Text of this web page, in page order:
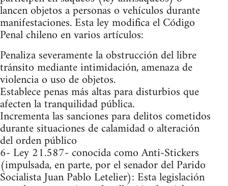
lancen objetos a personas o vehículos durante
manifestaciones. Esta ley modifica el Código
Penal chileno en varios artículos:
Penaliza severamente la obstrucción del libre
tránsito mediante intimidación, amenaza de
violencia o uso de objetos.
Establece penas más altas para disturbios que
afecten la tranquilidad pública.
Incrementa las sanciones para delitos cometidos
durante situaciones de calamidad o alteración
del orden público​
6- Ley 21.587- conocida como Anti-Stickers
(impulsada, en parte, por el senador del Parido
Socialista Juan Pablo Letelier): Esta legislación